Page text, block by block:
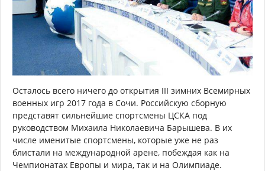
Осталось всего ничего до открытия III зимних Всемирных
военных игр 2017 года в Сочи. Российскую сборную
представят сильнейшие спортсмены ЦСКА под
руководством Михаила Николаевича Барышева. В их
числе именитые спортсмены, которые уже не раз
блистали на международной арене, побеждая как на
Чемпионатах Европы и мира, так и на Олимпиаде.